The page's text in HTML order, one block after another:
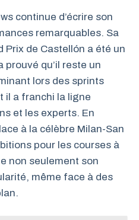
continue d’écrire son
remarquables. Sa
Prix de Castellón a été un
prouvé qu’il reste un
lors des sprints
il a franchi la ligne
et les experts. En
à la célèbre Milan-San
pour les courses à
non seulement son
même face à des